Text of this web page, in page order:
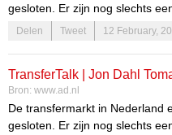
gesloten. Er zijn nog slechts
kunnen. Ook zullen er
transfers in de zomer. Volg het
Delen Tweet 12 February,
TransferTalk | Jon Dahl
Anderlecht, Quinten Timber
Bron: www.ad.nl
De transfermarkt in Nederland
gesloten. Er zijn nog slechts